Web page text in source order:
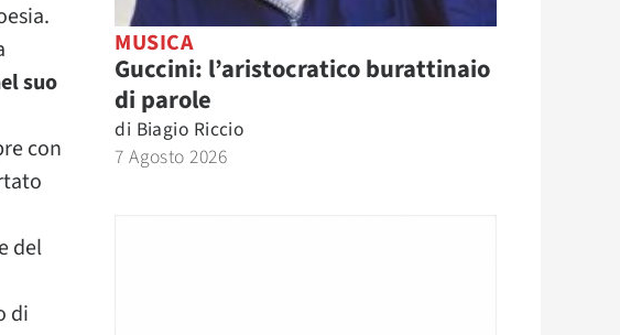
suo
con
del
di
MUSICA
Guccini: l’aristocratico burattinaio
di parole
di Biagio Riccio
7 Agosto 2026